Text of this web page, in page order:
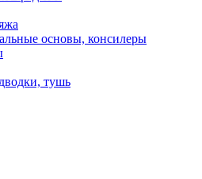
основы, консилеры
тушь